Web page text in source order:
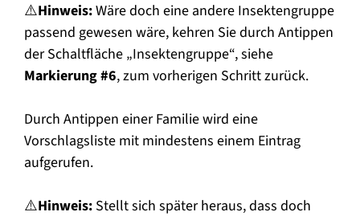
⚠️Hinweis:Wäre doch eine andere Insektengruppe
passend gewesen wäre, kehren Sie durch Antippen
der Schaltfläche „Insektengruppe“, siehe
Markierung #6, zum vorherigen Schritt zurück.
Durch Antippen einer Familie wird eine
Vorschlagsliste mit mindestens einem Eintrag
aufgerufen.
⚠️Hinweis: Stellt sich später heraus, dass doch